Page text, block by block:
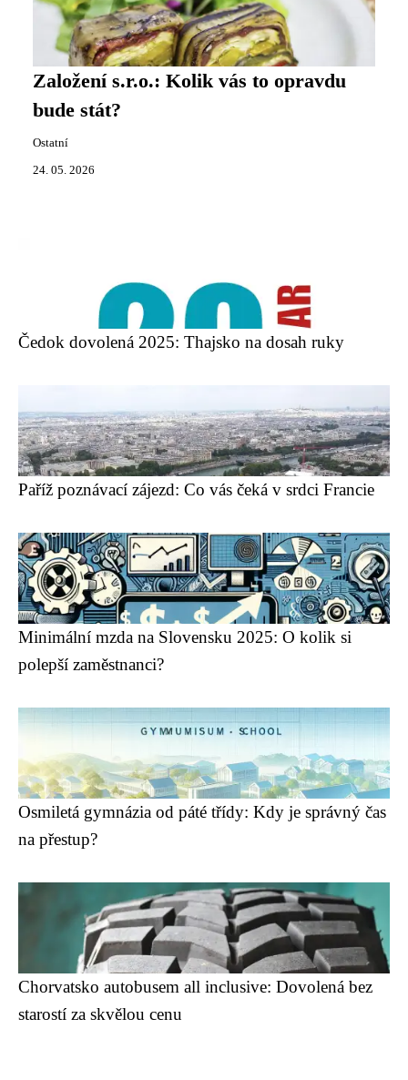
Založení s.r.o.: Kolik vás to opravdu
bude stát?
Ostatní
24. 05. 2026
Čedok dovolená 2025: Thajsko na dosah ruky
Paříž poznávací zájezd: Co vás čeká v srdci Francie
Minimální mzda na Slovensku 2025: O kolik si
polepší zaměstnanci?
Osmiletá gymnázia od páté třídy: Kdy je správný čas
na přestup?
Chorvatsko autobusem all inclusive: Dovolená bez
starostí za skvělou cenu